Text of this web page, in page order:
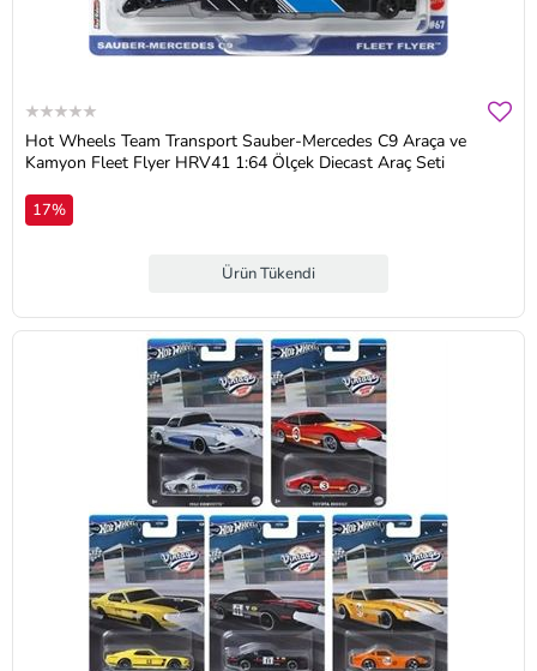
Hot Wheels Team Transport Sauber-Mercedes C9 Araça ve
Kamyon Fleet Flyer HRV41 1:64 Ölçek Diecast Araç Seti
17%
Ürün Tükendi